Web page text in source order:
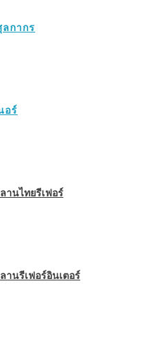
กากร
อร์
านไทยรีเฟอร์
านรีเฟอร์อินเตอร์